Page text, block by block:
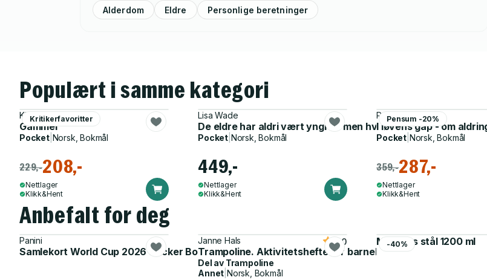
Alderdom Eldre Personlige beretninger
Populært i samme kategori
Kritikerfavoritter
Kjersti Ericsson
Gammel
Pocket| Norsk, Bokmål
229,-208,-
Nettlager
Klikk&Hent
Lisa Wade
De eldre har aldri vært yngre - men hvorfor jobber de ikke?
Pocket| Norsk, Bokmål
449,-
Nettlager
Klikk&Hent
Pensum -20%
Runar Bakken
I løvens gap - om
Pocket Norsk, Bokmål
359,-287,-
Nettlager
Klikk&Hent
Anbefalt for deg
Panini
Samlekort World Cup 2026 Sticker Booster
Janne Hals
Trampoline. Aktivitetshefte for barnehagen
5.0
Del av Trampoline
Annet Norsk, Bokmål
-40%
Matboks stål 1200 ml